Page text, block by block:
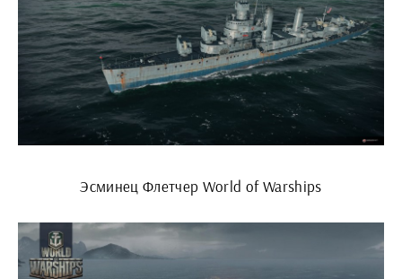
Эсминец Флетчер World of Warships